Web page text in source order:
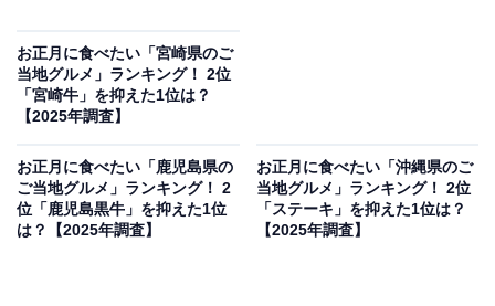
お正月に食べたい「宮崎県のご
当地グルメ」ランキング！ 2位
「宮崎牛」を抑えた1位は？
【2025年調査】
お正月に食べたい「鹿児島県の
ご当地グルメ」ランキング！ 2
位「鹿児島黒牛」を抑えた1位
は？【2025年調査】
お正月に食べたい「沖縄県のご
当地グルメ」ランキング！ 2位
「ステーキ」を抑えた1位は？
【2025年調査】